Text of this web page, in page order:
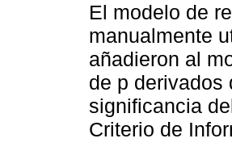
El modelo de
manualmente
añadieron al
de p derivados
significancia
Criterio de